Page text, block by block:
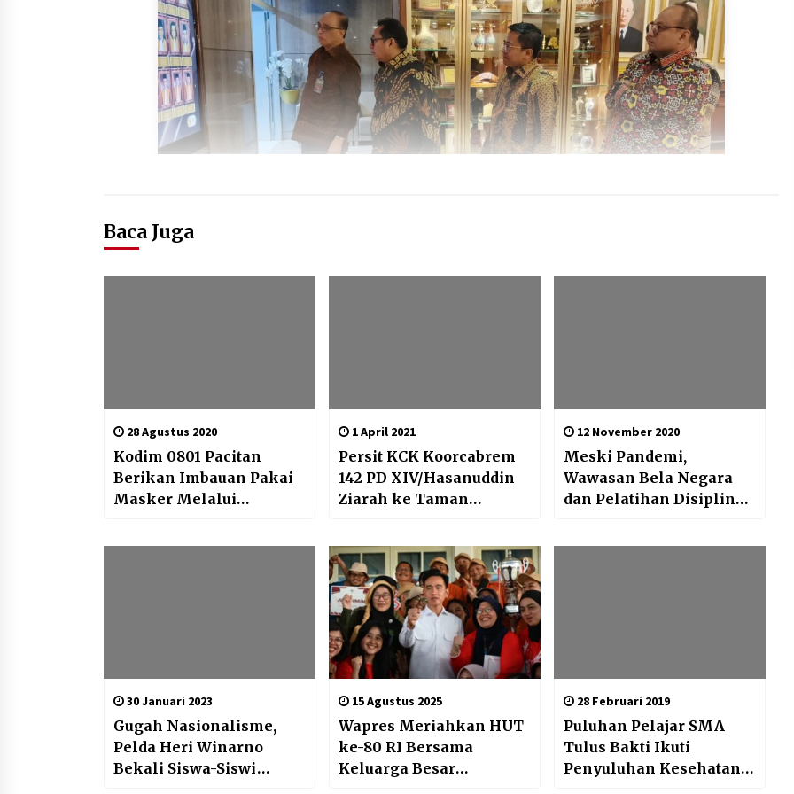
Baca Juga
28 Agustus 2020
Kodim 0801 Pacitan
Berikan Imbauan Pakai
Masker Melalui
1 April 2021
Persit KCK Koorcabrem
142 PD XIV/Hasanuddin
Ziarah ke Taman
12 November 2020
Meski Pandemi,
Wawasan Bela Negara
dan Pelatihan Disiplin
30 Januari 2023
Gugah Nasionalisme,
Pelda Heri Winarno
Bekali Siswa-Siswi
15 Agustus 2025
Wapres Meriahkan HUT
ke-80 RI Bersama
Keluarga Besar
28 Februari 2019
Puluhan Pelajar SMA
Tulus Bakti Ikuti
Penyuluhan Kesehatan